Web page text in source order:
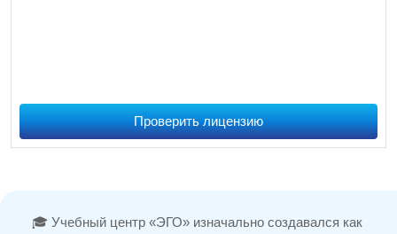
Проверить лицензию
🎓 Учебный центр «ЭГО» изначально создавался как